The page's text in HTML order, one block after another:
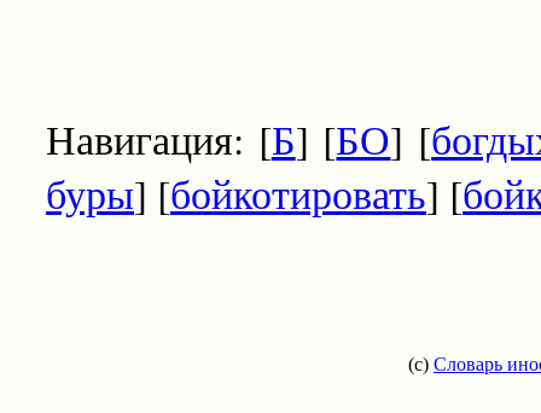
Навигация: [Б] [БО] [
буры] [бойкотировать] [
(c) Словарь